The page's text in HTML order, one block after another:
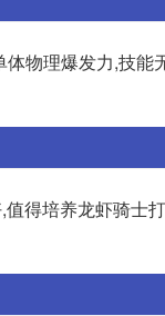
物理爆发力,技
得培养龙虾骑